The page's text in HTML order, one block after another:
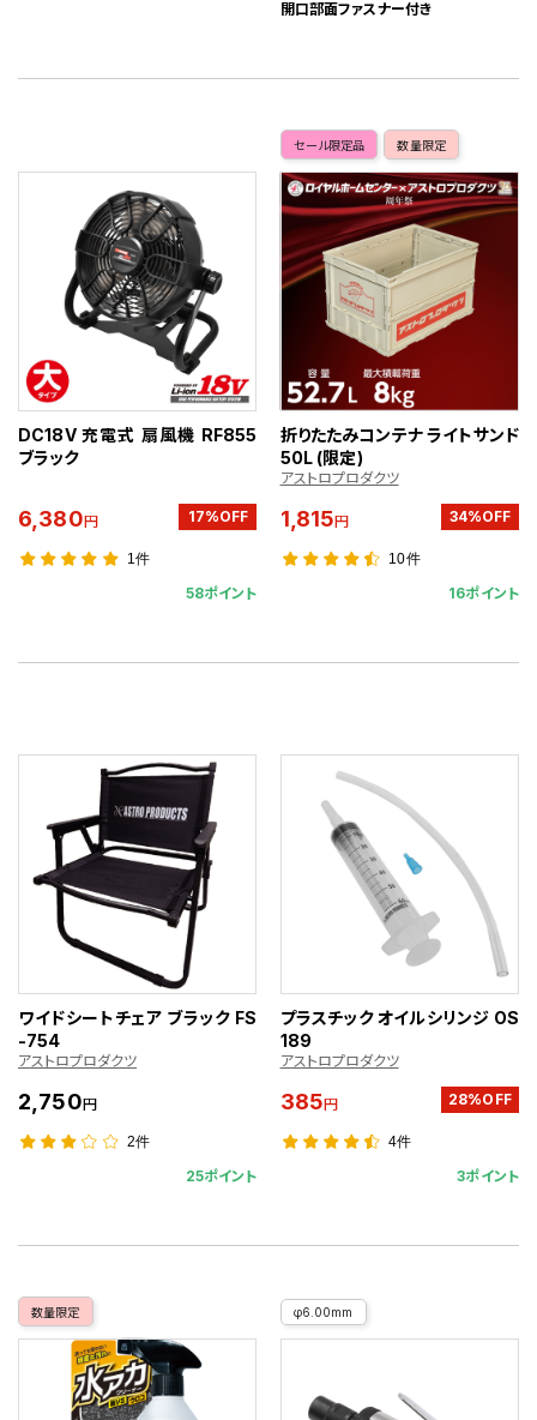
開口部面ファスナー付き
DC18V 充電式 扇風機 RF855
ブラック
6,380円 17%OFF
1件
58ポイント
セール限定品 数量限定
折りたたみコンテナ ライトサンド
50L (限定)
アストロプロダクツ
1,815円 34%OFF
10件
16ポイント
ワイドシートチェア ブラック FS
-754
アストロプロダクツ
2,750円
2件
25ポイント
プラスチック オイルシリンジ OS
189
アストロプロダクツ
385円 28%OFF
4件
3ポイント
数量限定 φ6.00mm